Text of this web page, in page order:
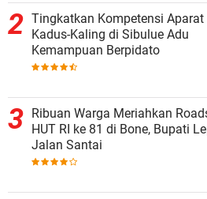
Tingkatkan Kompetensi Aparat
Kadus-Kaling di Sibulue Adu
Kemampuan Berpidato
Ribuan Warga Meriahkan
HUT RI ke 81 di Bone, Bupati
Jalan Santai